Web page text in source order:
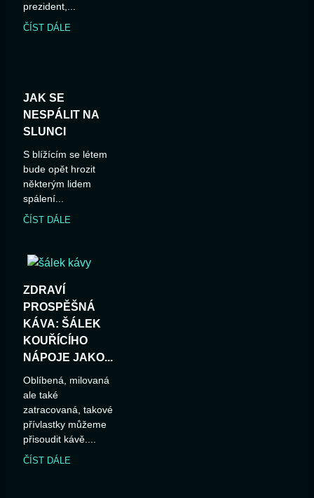
prezident,...
ČÍST DÁLE
JAK SE
NESPÁLIT NA
SLUNCI
S blížícím se létem
bude opět hrozit
některým lidem
spálení...
ČÍST DÁLE
ZDRAVÍ
PROSPĚŠNÁ
KÁVA: ŠÁLEK
KOUŘÍCÍHO
NÁPOJE JAKO...
Oblíbená, milovaná
ale také
zatracovaná, takové
přívlastky můžeme
přisoudit kávě....
ČÍST DÁLE